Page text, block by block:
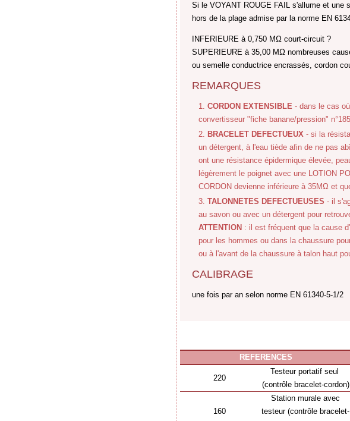
Si le VOYANT ROUGE FAIL s'allume et une
hors de la plage admise par la norme EN
INFERIEURE à 0,750 MΩ court-circuit ?
SUPERIEURE à 35,00 MΩ nombreuses
ou semelle conductrice encrassés, cordon
REMARQUES
CORDON EXTENSIBLE - dans le cas
convertisseur "fiche banane/pression"
BRACELET DEFECTUEUX - si la
un détergent, à l'eau tiède afin de ne pas
ont une résistance épidermique élevée,
légèrement le poignet avec une LOTION
CORDON devienne inférieure à 35MΩ et
TALONNETES DEFECTUEUSES - il
au savon ou avec un détergent pour
ATTENTION : il est fréquent que la cause
pour les hommes ou dans la chaussure
ou à l'avant de la chaussure à talon haut
CALIBRAGE
une fois par an selon norme EN 61340-5-1/2
REFERENCES
220
Testeur portatif seul
(contrôle bracelet-cordon)
160
Station murale avec
testeur (contrôle bracelet-